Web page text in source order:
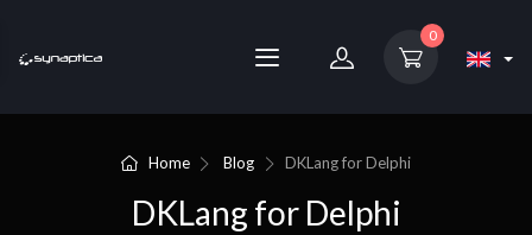
0
Home Blog DKLang for Delphi
DKLang for Delphi